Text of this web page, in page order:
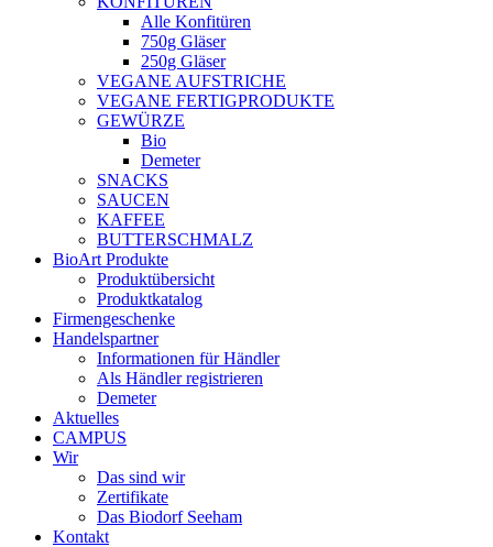
Alle Konfitüren
750g Gläser
250g Gläser
VEGANE AUFSTRICHE
VEGANE FERTIGPRODUKTE
GEWÜRZE
Bio
Demeter
SNACKS
SAUCEN
KAFFEE
BUTTERSCHMALZ
BioArt Produkte
Produktübersicht
Produktkatalog
Firmengeschenke
Handelspartner
Informationen für Händler
Als Händler registrieren
Demeter
Aktuelles
CAMPUS
Wir
Das sind wir
Zertifikate
Das Biodorf Seeham
Kontakt